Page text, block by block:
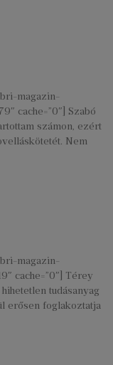
magazin-
cache=”0″] Szabó
számon, ezért
Nem
magazin-
cache=”0″] Térey
tudásanyag
erősen foglakoztatja